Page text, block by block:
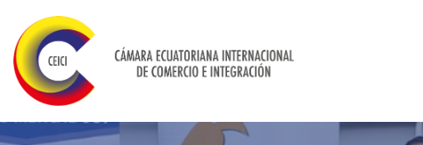
Saltar
al
contenido